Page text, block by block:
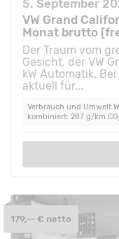
5. September
VW Grand
Monat brutto
Der Traum vom
Gesicht, der VW
kW Automatik.
aktuell für...
Verbrauch und Umwelt
kombiniert: 287 g/km CO
179,-- € netto